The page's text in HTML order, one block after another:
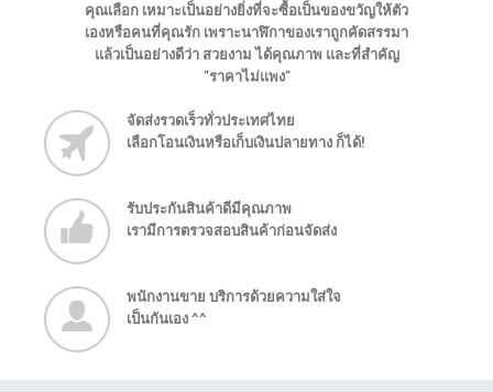
คุณเลือก เหมาะเป็นอย่างยิ่งที่จะซื้อเป็นของขวัญให้ตัว
เองหรือคนที่คุณรัก เพราะนาฬิกาของเราถูกคัดสรรมา
แล้วเป็นอย่างดีว่า สวยงาม ได้คุณภาพ และที่สำคัญ
"ราคาไม่แพง"
จัดส่งรวดเร็วทั่วประเทศไทย
เลือกโอนเงินหรือเก็บเงินปลายทาง ก็ได้!
รับประกันสินค้าดีมีคุณภาพ
เรามีการตรวจสอบสินค้าก่อนจัดส่ง
พนักงานขาย บริการด้วยความใส่ใจ
เป็นกันเอง ^^